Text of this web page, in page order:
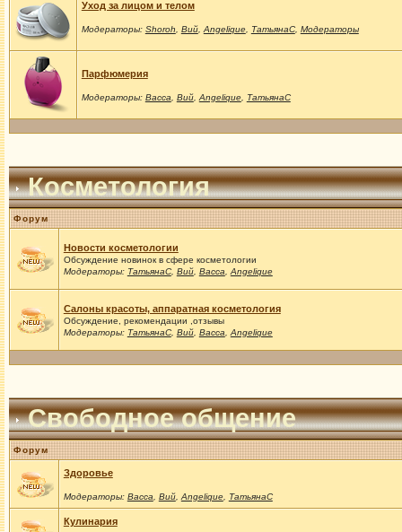
Уход за лицом и телом
Модераторы: Shoroh Вий, Angelique, ТатьянаС, Модераторы
Парфюмерия
Модераторы: Васса Вий, Angelique, ТатьянаС
Косметология
Форум
Новости косметологии
Обсуждение новинок в сфере косметологии
Модераторы: ТатьянаС, Вий, Васса Angelique
Салоны красоты, аппаратная косметология
Обсуждение, рекомендации ,отзывы
Модераторы: ТатьянаС, Вий, Васса Angelique
Свободное общение
Форум
Здоровье
Модераторы: Васса Вий, Angelique, ТатьянаС
Кулинария